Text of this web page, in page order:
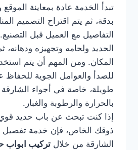
تبدأ الخدمة عادة بمعاينة
بدقة، ثم يتم اقتراح التصميم
التفاصيل مع العميل قبل
الحديد ولحامه وتجهيزه ودهانه،
المكان. ومن المهم أن يتم
للصدأ والعوامل الجوية للحفاظ
طويلة، خاصة في أجواء الشارقة
بالحرارة والرطوبة والغبار.
إذا كنت تبحث عن باب حديد
ذوقك الخاص، فإن خدمة تفصيل
الشارقة من خلال تركيب ابواب